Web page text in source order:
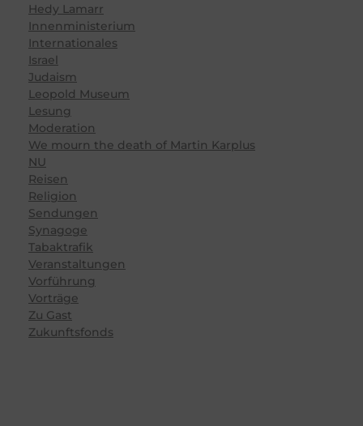
Hedy Lamarr
Innenministerium
Internationales
Israel
Judaism
Leopold Museum
Lesung
Moderation
We mourn the death of Martin Karplus
NU
Reisen
Religion
Sendungen
Synagoge
Tabaktrafik
Veranstaltungen
Vorführung
Vorträge
Zu Gast
Zukunftsfonds